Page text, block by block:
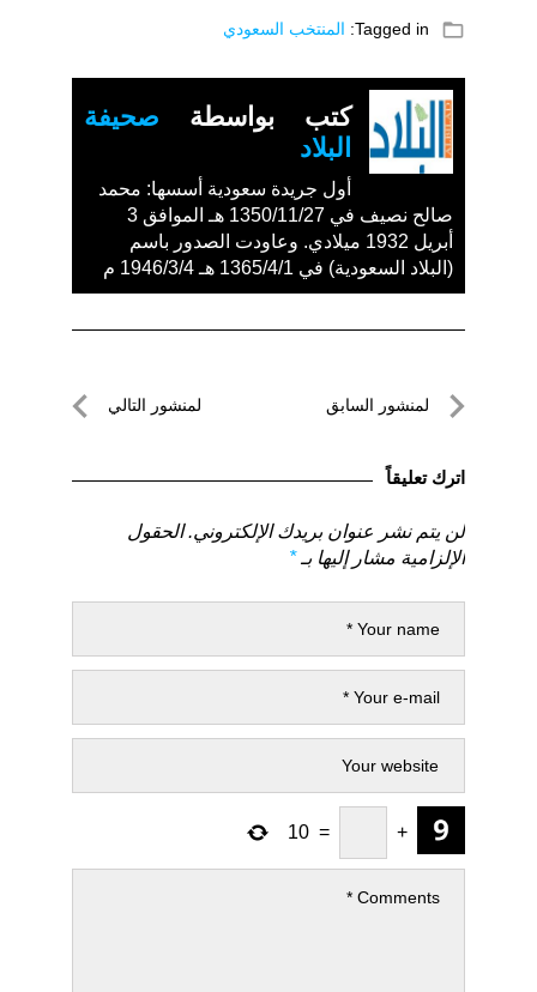
folder_open
Tagged in: المنتخب السعودي
كتب بواسطة صحيفة
البلاد
أول جريدة سعودية أسسها: محمد
صالح نصيف في 1350/11/27 هـ الموافق 3
أبريل 1932 ميلادي. وعاودت الصدور باسم
(البلاد السعودية) في 1365/4/1 هـ 1946/3/4 م
تصفّحلمنشور السابق
السابق
لمنشور التالي
اترك تعليقاً
لن يتم نشر عنوان بريدك الإلكتروني. الحقول
الإلزامية مشار إليها بـ*
+
=
10